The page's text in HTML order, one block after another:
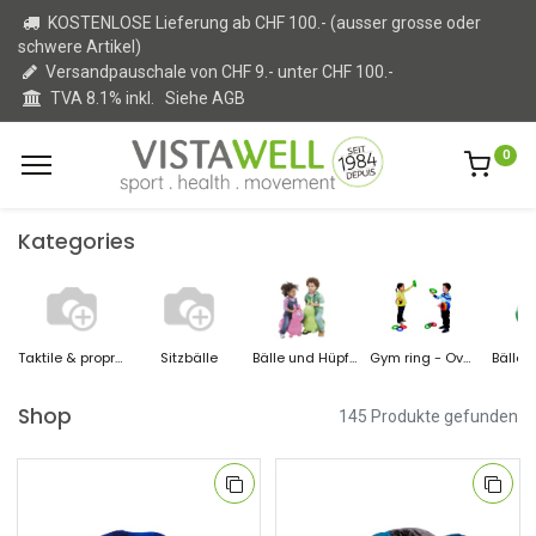
KOSTENLOSE Lieferung ab CHF 100.- (ausser grosse oder
schwere Artikel)
Versandpauschale von CHF 9.- unter CHF 100.-
TVA 8.1% inkl. Siehe AGB
0
Kategories
Taktile & propriozeptive Stimulation Sitzbälle Bälle und Hüpftiere Gym ring - Overball Bälle
Shop 145 Produkte gefunden